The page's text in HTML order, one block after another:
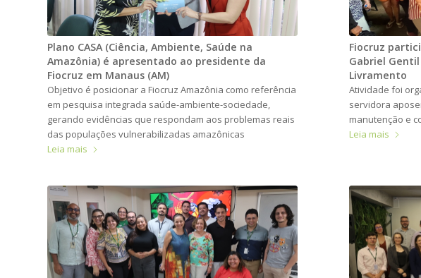
Plano CASA (Ciência, Ambiente, Saúde na
Amazônia) é apresentado ao presidente da
Fiocruz em Manaus (AM)
Objetivo é posicionar a Fiocruz Amazônia como referência
em pesquisa integrada saúde-ambiente-sociedade,
gerando evidências que respondam aos problemas reais
das populações vulnerabilizadas amazônicas
Leia mais
Fiocruz
Gabriel
Livramento
Atividade foi
servidora
manutenção e
Leia mais